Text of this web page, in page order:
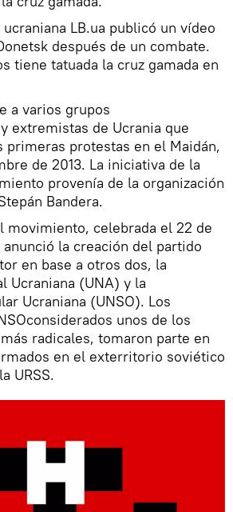
LB.ua publicó un vídeo
después de un combate.
tiene tatuada la cruz gamada en
a varios grupos
extremistas de Ucrania que
primeras protestas en el Maidán,
de 2013. La iniciativa de la
provenía de la organización
Bandera.
movimiento, celebrada el 22 de
anunció la creación del partido
en base a otros dos, la
Ucraniana (UNA) y la
Ucraniana (UNSO). Los
unos de los
radicales, tomaron parte en
en el exterritorio soviético
URSS.